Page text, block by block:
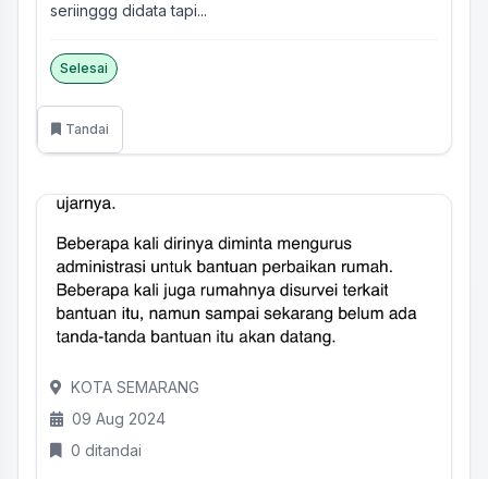
seriinggg didata tapi...
Selesai
Tandai
KOTA SEMARANG
09 Aug 2024
0 ditandai